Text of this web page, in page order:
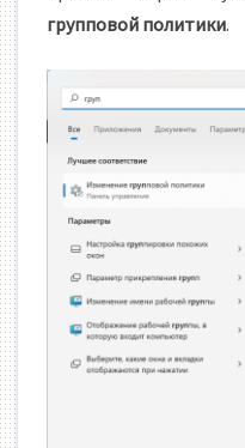
групповой политики.